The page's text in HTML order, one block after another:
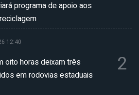
programa de apoio aos
12:40
oito horas deixam três
em rodovias estaduais
2